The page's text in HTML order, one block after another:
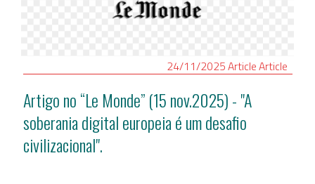
24/11/2025ArticleArticle
Artigo no “Le Monde” (15 nov.2025) - "A
soberania digital europeia é um desafio
civilizacional".